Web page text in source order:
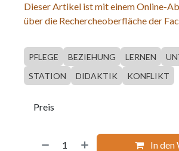
Dieser Artikel ist mit einem Online-
über die Rechercheoberfläche der
PFLEGE BEZIEHUNG LERNEN
STATION
DIDAKTIK KONFLIKT
In den
Preis